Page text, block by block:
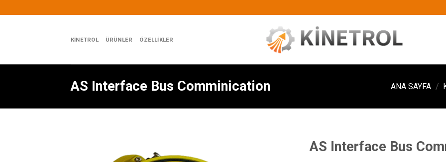
atla
KINETROL ÜRÜNLER ÖZELLIKLER
AS Interface Bus Comminication ANA SAYFA /
AS Interface Bus